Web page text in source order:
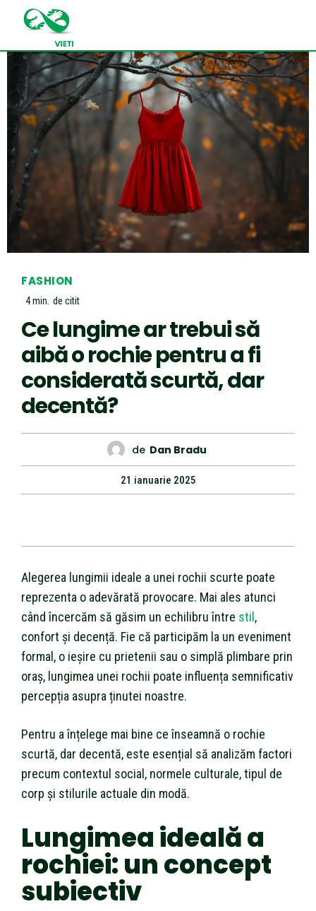
FASHION
4min. de citit
Ce lungime ar trebui să
aibă o rochie pentru a fi
considerată scurtă, dar
decentă?
de Dan Bradu
21 ianuarie 2025
Alegerea lungimii ideale a unei rochii scurte poate
reprezenta o adevărată provocare. Mai ales atunci
când încercăm să găsim un echilibru între stil ,
confort și decență. Fie că participăm la un eveniment
formal, o ieșire cu prietenii sau o simplă plimbare prin
oraș, lungimea unei rochii poate influența semnificativ
percepția asupra ținutei noastre.
Pentru a înțelege mai bine ce înseamnă o rochie
scurtă, dar decentă, este esențial să analizăm factori
precum contextul social, normele culturale, tipul de
corp și stilurile actuale din modă.
Lungimea ideală a
rochiei: un concept
subiectiv